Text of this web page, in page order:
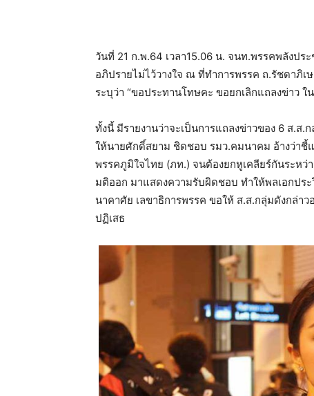
วันที่ 21 ก.พ.64 เวลา15.06 น. จนท.พรรคพลังป
อภิปรายไม่ไว้วางใจ ณ ที่ทำการพรรค ถ.รัชดาภิเ
ระบุว่า “ขอประทานโทษคะ ขอยกเลิกแถลงข่าว
ทั้งนี้ มีรายงานว่าจะเป็นการแถลงข่าวของ 6 ส.ส
ให้นายศักดิ์สยาม ชิดชอบ รมว.คมนาคม อ้างว่าชี้
พรรคภูมิใจไทย (ภท.) จนต้องยกหูเคลียร์กันระห
มติออก มาแสดงความรับผิดชอบ ทำให้พลเอกปร
นาคาศัย เลขาธิการพรรค ขอให้ ส.ส.กลุ่มดังกล่
ปฏิเสธ